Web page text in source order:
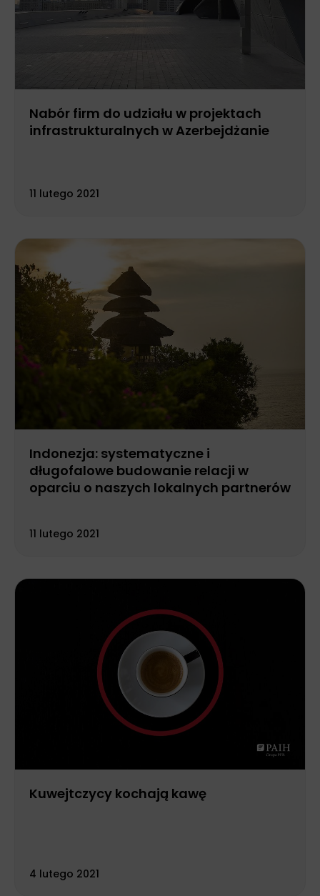
Nabór firm do udziału w projektach
infrastrukturalnych w Azerbejdżanie
11 lutego 2021
Indonezja: systematyczne i
długofalowe budowanie relacji w
oparciu o naszych lokalnych partnerów
11 lutego 2021
Kuwejtczycy kochają kawę
4 lutego 2021